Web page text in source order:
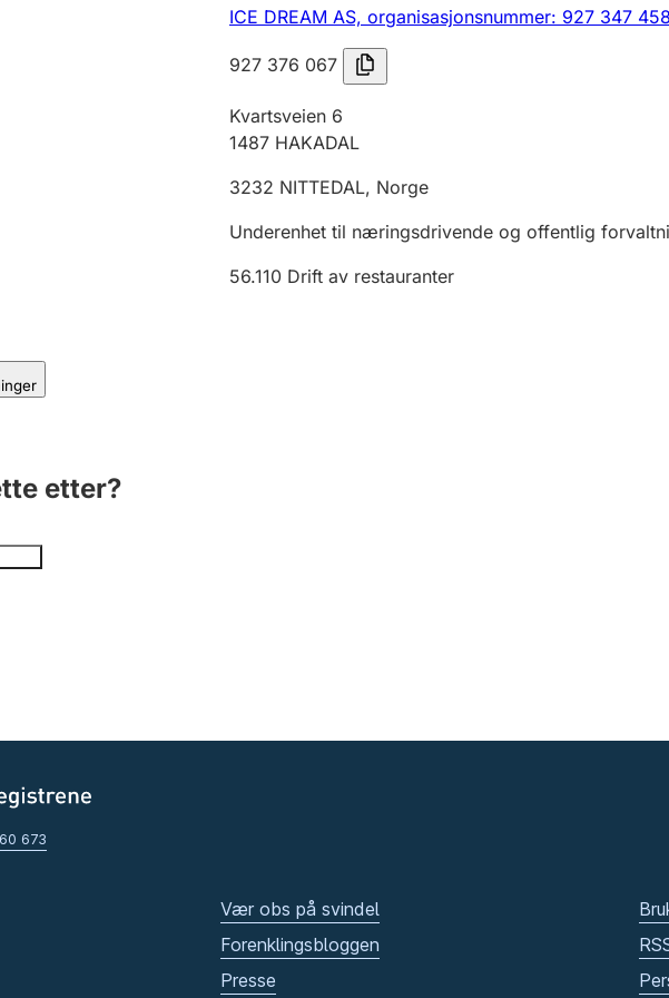
ICE DREAM AS, organisasjonsnummer: 927 347 458
927 376 067
Kvartsveien 6
1487 HAKADAL
3232 NITTEDAL, Norge
Underenhet til næringsdrivende og offentlig
56.110 Drift av restauranter
etter?
673
Vær obs på svindel
Forenklingsbloggen
Presse